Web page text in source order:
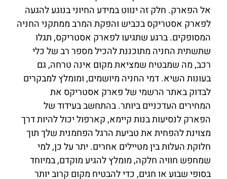
אל הפארק. חלק זה ינווט במידע החיוני בנוגע להגעה
לפארק אסטריקס בכביש והפקת המרב ממתקני החניה
המסופקים. ברגע שתגיעו לפארק אסטריקס, תגלו
שתשתית החניה מתוכננת להכיל מספר רב של כלי
רכב, מה שמבטיח שמציאת מקום אינה טרחה, גם
בעונות השיא. דמי החניה מיושמים, ומומלץ למבקרים
לבדוק באתר הרשמי של פארק אסטריקס את
המחירים העדכניים ביותר. בהתחשב בעידוד של
הפארק לנסיעות בנות קיימא, קארפול יכול להיות דרך
מצוינת להפחית את טביעת הרגל הפחמנית שלך תוך
חלוקת העלות בין מטיילים אחרים. יתר על כן, למי
שמחפש חוויה חלקה, מומלץ להגיע מוקדם, במיוחד
בסופי שבוע או חגים, כדי להבטיח מקום קרוב יותר